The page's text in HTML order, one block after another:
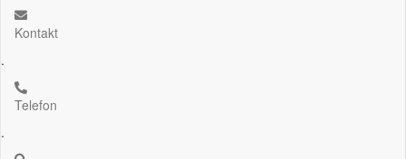
Kontakt
.
Telefon
.